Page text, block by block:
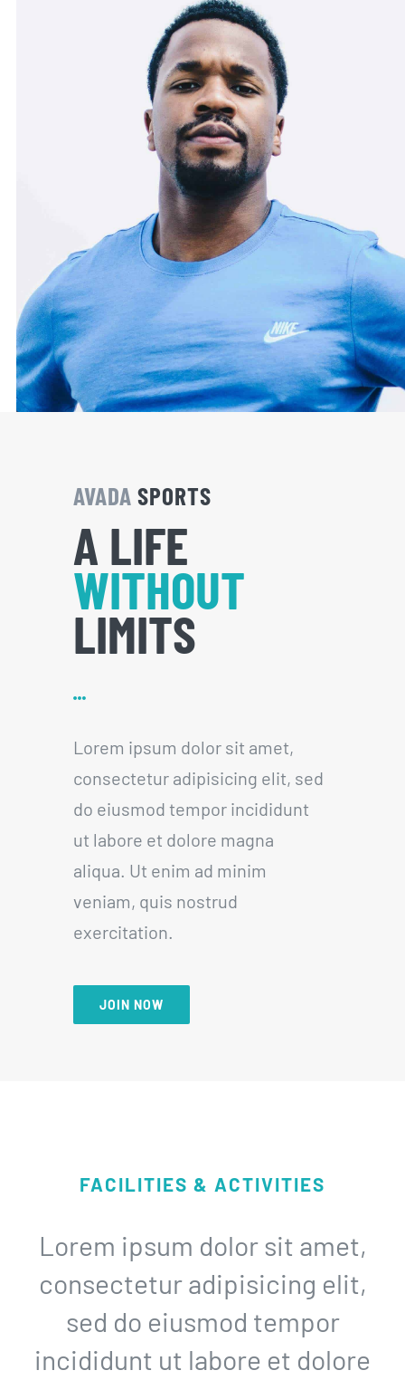
AVADA SPORTS
A LIFE
WITHOUT
LIMITS
Lorem ipsum dolor sit amet,
consectetur adipisicing elit, sed
do eiusmod tempor incididunt
ut labore et dolore magna
aliqua. Ut enim ad minim
veniam, quis nostrud
exercitation.
JOIN NOW
FACILITIES & ACTIVITIES
Lorem ipsum dolor sit amet,
consectetur adipisicing elit,
sed do eiusmod tempor
incididunt ut labore et dolore